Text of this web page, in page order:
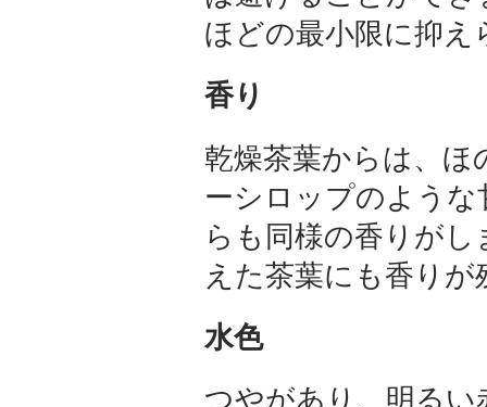
ほどの最小限に抑え
香り
乾燥茶葉からは、
ーシロップのよう
らも同様の香りが
えた茶葉にも香りが
水色
つやがあり、明る